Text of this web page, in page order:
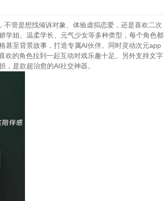
管是想找倾诉对象、体验虚拟恋爱，还是喜欢二次
学姐、温柔学长、元气少女等多种类型，每个角色都
甚至背景故事，打造专属AI伙伴。同时灵动次元app
欢的角色拉到一起互动对戏乐趣十足。另外支持文字
是款超治愈的AI社交神器。